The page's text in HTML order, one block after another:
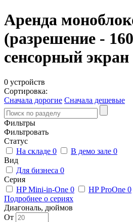
Аренда
(разрешение -
сенсорный
0 устройств
Сортировка:
Сначала дорогие Сначала дешевые
Фильтры
Фильтровать
Статус
На складе 0 В демо зале 0
Вид
Для бизнеса 0
Серия
HP Mini-in-One 0 HP ProOne 0
Подробнее о сериях
Диагональ, дюймов
От